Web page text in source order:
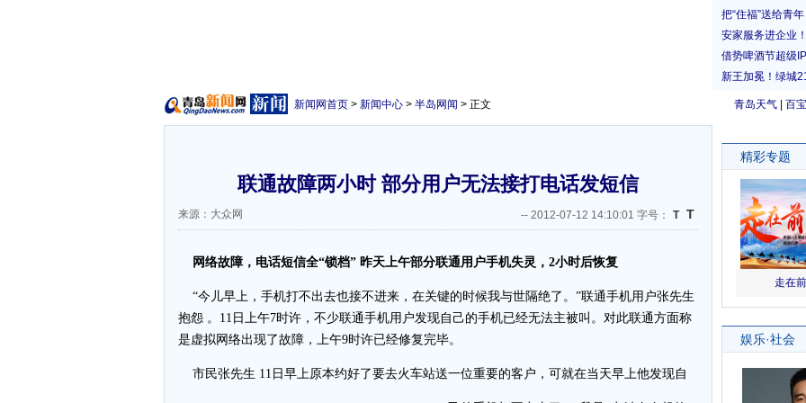
青岛天气 百
新闻网首页 > 新闻中心 > 半岛网闻 > 正文
联通故障两小时 部分用户无法接打电话发短信
来源：大众网 -- 2012-07-12 14:10:01 字号： T T
网络故障，电话短信全“锁档” 昨天上午部分联通用户手机失灵，2小时后恢复
“今儿早上，手机打不出去也接不进来，在关键的时候我与世隔绝了。”联通手机用户张先生
抱怨 。11日上午7时许，不少联通手机用户发现自己的手机已经无法主被叫。对此联通方面称
是虚拟网络出现了故障，上午9时许已经修复完毕。
市民张先生 11日早上原本约好了要去火车站送一位重要的客户，可就在当天早上他发现自